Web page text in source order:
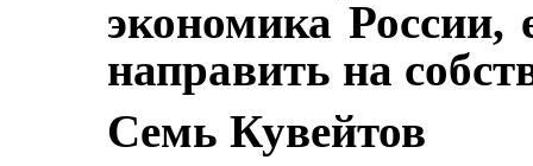
экономика России,
направить на
Семь Кувейтов